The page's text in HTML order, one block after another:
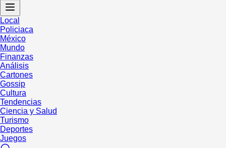
Local
Policiaca
México
Mundo
Finanzas
Análisis
Cartones
Gossip
Cultura
Tendencias
Ciencia y Salud
Turismo
Deportes
Juegos